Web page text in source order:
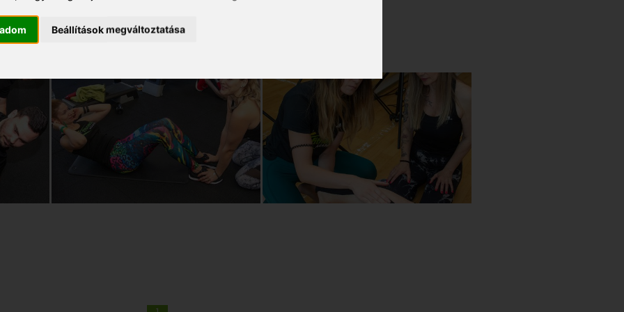
Beállítások megváltoztatása